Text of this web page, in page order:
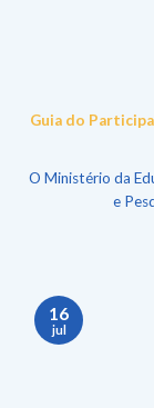
Guia do
O Ministério da
e
16
jul